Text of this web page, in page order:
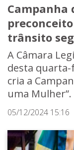
Campanha
trânsito
A Câmara
desta
cria a
uma
05/12/2024 15:16